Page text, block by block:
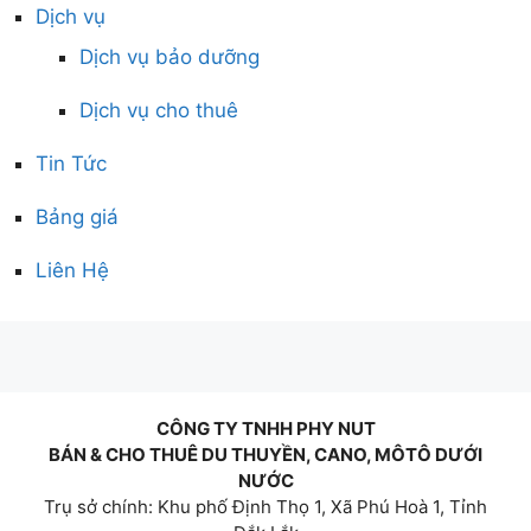
Dịch vụ
Dịch vụ bảo dưỡng
Dịch vụ cho thuê
Tin Tức
Bảng giá
Liên Hệ
CÔNG TY TNHH PHY NUT
BÁN & CHO THUÊ DU THUYỀN, CANO, MÔTÔ DƯỚI
NƯỚC
Trụ sở chính: Khu phố Định Thọ 1, Xã Phú Hoà 1, Tỉnh